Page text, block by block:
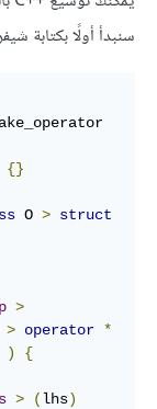
سنبدأ أولًا بكتابة
{}
O > struct
>
> operator *
)
{
> (lhs)